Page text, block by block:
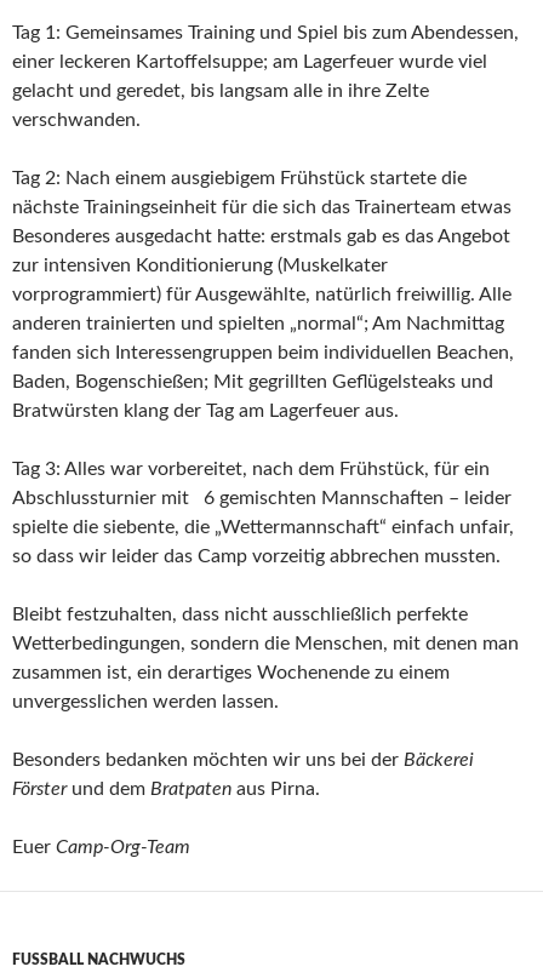
Tag 1: Gemeinsames Training und Spiel bis zum Abendessen,
einer leckeren Kartoffelsuppe; am Lagerfeuer wurde viel
gelacht und geredet, bis langsam alle in ihre Zelte
verschwanden.
Tag 2: Nach einem ausgiebigem Frühstück startete die
nächste Trainingseinheit für die sich das Trainerteam etwas
Besonderes ausgedacht hatte: erstmals gab es das Angebot
zur intensiven Konditionierung (Muskelkater
vorprogrammiert) für Ausgewählte, natürlich freiwillig. Alle
anderen trainierten und spielten „normal“; Am Nachmittag
fanden sich Interessengruppen beim individuellen Beachen,
Baden, Bogenschießen; Mit gegrillten Geflügelsteaks und
Bratwürsten klang der Tag am Lagerfeuer aus.
Tag 3: Alles war vorbereitet, nach dem Frühstück, für ein
Abschlussturnier mit 6 gemischten Mannschaften – leider
spielte die siebente, die „Wettermannschaft“ einfach unfair,
so dass wir leider das Camp vorzeitig abbrechen mussten.
Bleibt festzuhalten, dass nicht ausschließlich perfekte
Wetterbedingungen, sondern die Menschen, mit denen man
zusammen ist, ein derartiges Wochenende zu einem
unvergesslichen werden lassen.
Besonders bedanken möchten wir uns bei der Bäckerei
Försterund dem Bratpaten aus Pirna.
Euer Camp-Org-Team
FUSSBALL NACHWUCHS